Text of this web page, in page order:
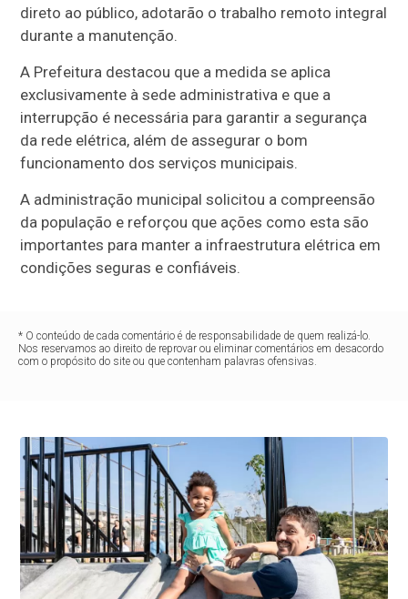
direto ao público, adotarão o trabalho remoto integral
durante a manutenção.
A Prefeitura destacou que a medida se aplica
exclusivamente à sede administrativa e que a
interrupção é necessária para garantir a segurança
da rede elétrica, além de assegurar o bom
funcionamento dos serviços municipais.
A administração municipal solicitou a compreensão
da população e reforçou que ações como esta são
importantes para manter a infraestrutura elétrica em
condições seguras e confiáveis.
* O conteúdo de cada comentário é de responsabilidade de quem realizá-lo.
Nos reservamos ao direito de reprovar ou eliminar comentários em desacordo
com o propósito do site ou que contenham palavras ofensivas.